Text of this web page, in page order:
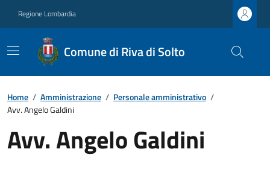
Regione Lombardia
Comune di Riva di Solto
Home / Amministrazione / Personale amministrativo /
Avv. Angelo Galdini
Avv. Angelo Galdini